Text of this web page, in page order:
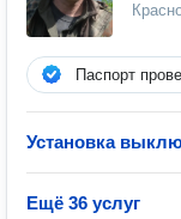
Паспорт
Установка
Ещё 36 услуг